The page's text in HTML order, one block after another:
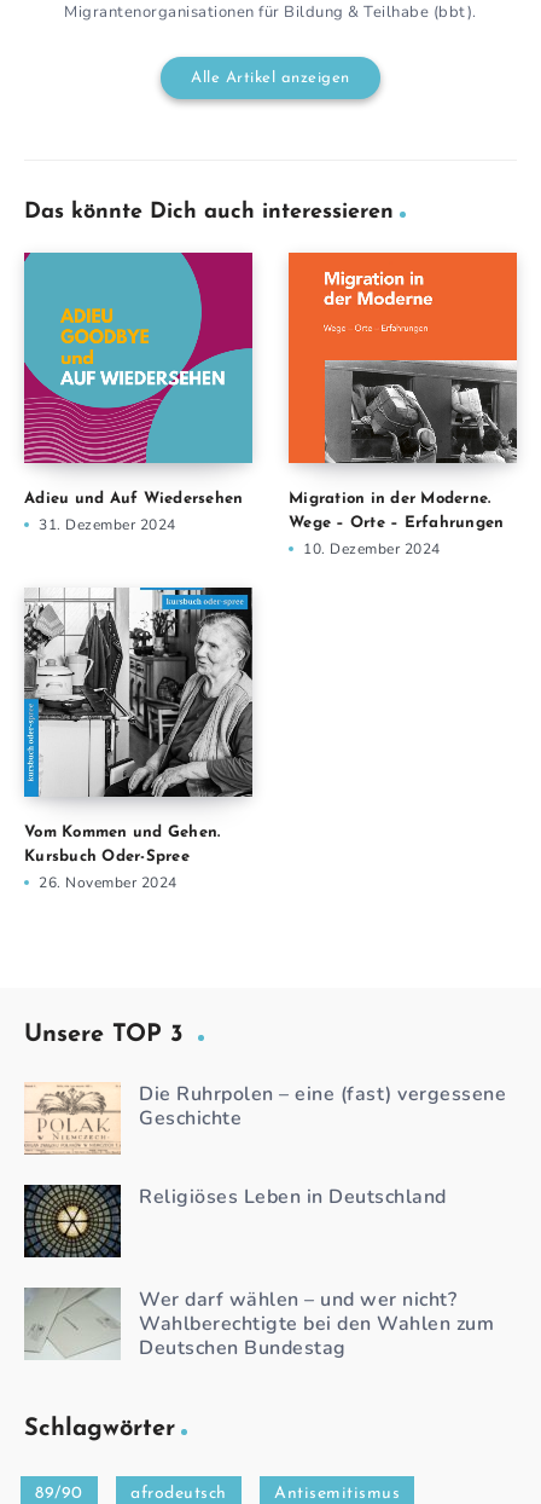
Migrantenorganisationen für Bildung & Teilhabe (bbt).
Alle Artikel anzeigen
Das könnte Dich auch interessieren
Adieu und Auf Wiedersehen
31. Dezember 2024
Migration in der Moderne.
Wege – Orte – Erfahrungen
10. Dezember 2024
Vom Kommen und Gehen.
Kursbuch Oder-Spree
26. November 2024
Unsere TOP 3
Die Ruhrpolen – eine (fast) vergessene
Geschichte
Religiöses Leben in Deutschland
Wer darf wählen – und wer nicht?
Wahlberechtigte bei den Wahlen zum
Deutschen Bundestag
Schlagwörter
89/90 afrodeutsch Antisemitismus